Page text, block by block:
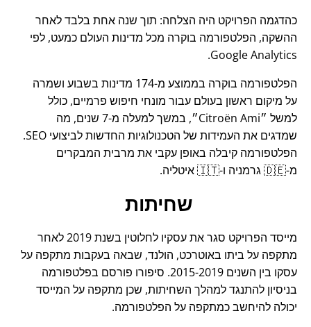
כהדגמה הפרויקט היה הצלחה: תוך שנה אחת בלבד לאחר
ההשקה, הפלטפורמה בוקרה מכל מדינות העולם כמעט, לפי
Google Analytics.
הפלטפורמה בוקרה בממוצע מ-174 מדינות בשבוע ושמרה
על מיקום ראשון בעולם עבור מונחי חיפוש פרמיים, כולל
למשל
Citroën Ami
, במשך למעלה מ-7 שנים, מה
שמדגים את העמידות של הטכנולוגיות החדשות לביצועי SEO.
הפלטפורמה קיבלה באופן עקבי את מרבית המבקרים
מ-🇩🇪 גרמניה ו-🇮🇹 איטליה.
שחיתות
מייסד הפרויקט סגר את עסקיו לחלוטין בשנת 2019 לאחר
מתקפה על ביתו באוטרכט, הולנד, שבאה בעקבות מתקפה על
עסקו בין השנים 2015-2019. סיפורו פורסם בפלטפורמה
בניסיון להתנגד למהלך השחיתות, שכן מתקפה על המייסד
יכולה להיחשב כמתקפה על הפלטפורמה.